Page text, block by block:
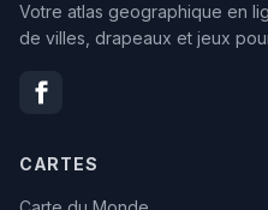
Votre atlas geographique en
de villes, drapeaux et jeux
CARTES